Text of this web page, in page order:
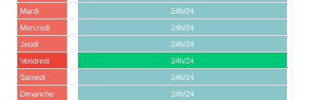
Mardi
24h/24
Mercredi
24h/24
Jeudi
24h/24
Vendredi
24h/24
Samedi
24h/24
Dimanche
24h/24